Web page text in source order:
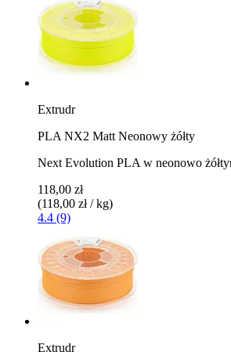
Extrudr
PLA NX2 Matt Neonowy żółty
Next Evolution PLA w neonowo
118,00 zł
(118,00 zł / kg)
4.4 (9)
Extrudr